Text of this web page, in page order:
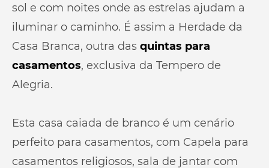
sol e com noites onde as estrelas ajudam a
iluminar o caminho. É assim a Herdade da
Casa Branca, outra das quintas para
casamentos, exclusiva da Tempero de
Alegria.
Esta casa caiada de branco é um cenário
perfeito para casamentos, com Capela para
casamentos religiosos, sala de jantar com